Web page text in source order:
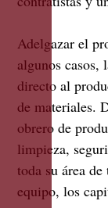
Adelgazar el
algunos casos,
directo al
de materiales.
obrero de
limpieza,
toda su área
equipo, los